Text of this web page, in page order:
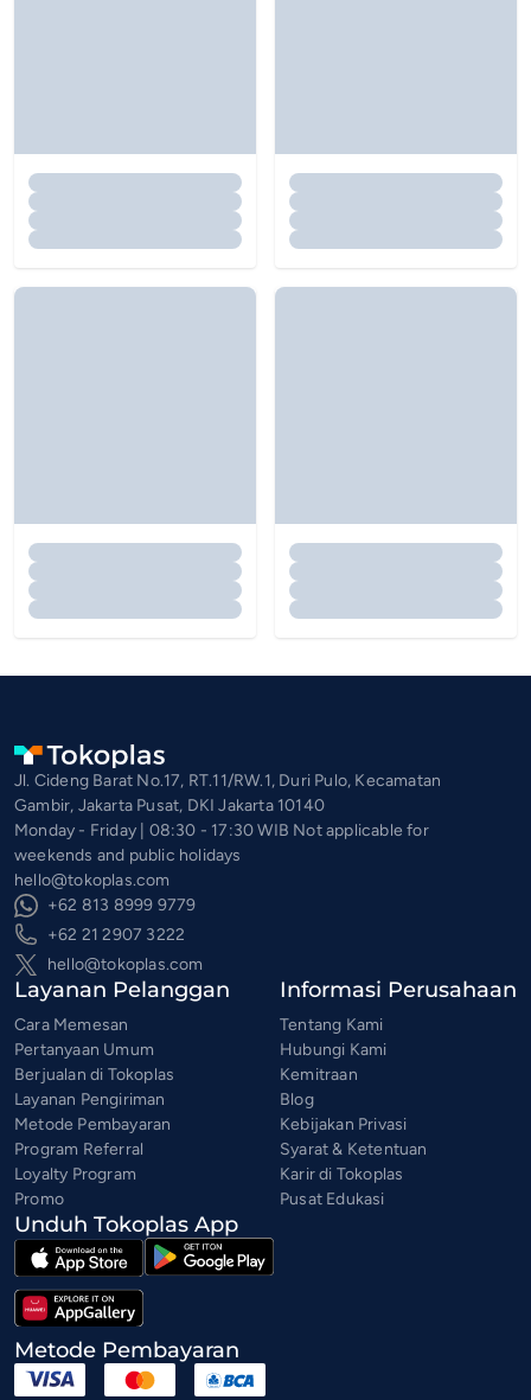
Jl. Cideng Barat No.17, RT.11/RW.1, Duri Pulo, Kecamatan
Gambir, Jakarta Pusat, DKI Jakarta 10140
Monday - Friday | 08:30 - 17:30 WIB Not applicable for
weekends and public holidays
hello@tokoplas.com
+62 813 8999 9779
+62 21 2907 3222
hello@tokoplas.com
Layanan Pelanggan
Cara Memesan
Pertanyaan Umum
Berjualan di Tokoplas
Layanan Pengiriman
Metode Pembayaran
Program Referral
Loyalty Program
Promo
Informasi Perusahaan
Tentang Kami
Hubungi Kami
Kemitraan
Blog
Kebijakan Privasi
Syarat & Ketentuan
Karir di Tokoplas
Pusat Edukasi
Unduh Tokoplas App
Metode Pembayaran